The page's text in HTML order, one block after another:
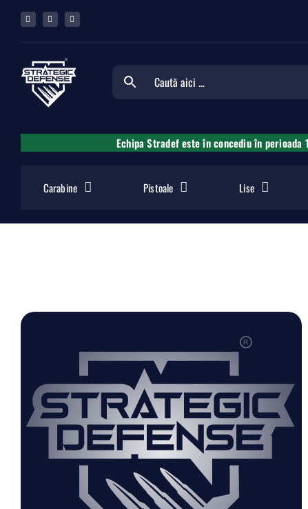
content
Echipa Stradef este în concediu în
Carabine Pistoale Lise